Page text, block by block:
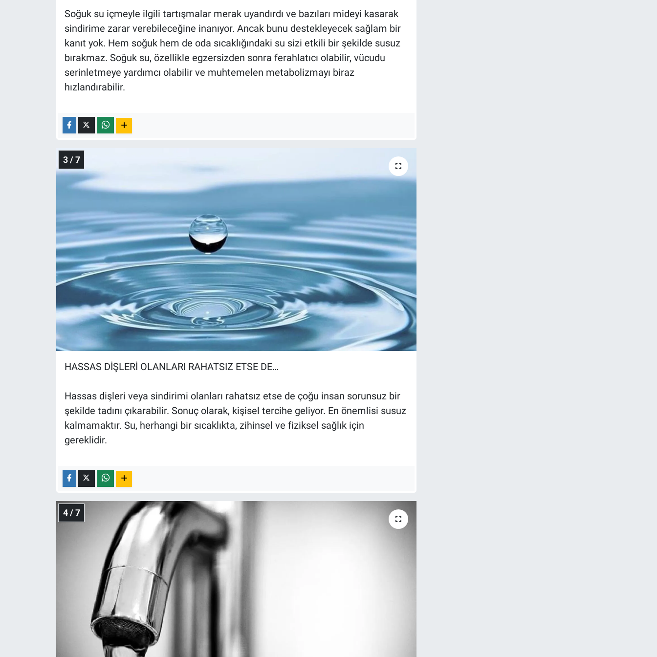
Soğuk su içmeyle ilgili tartışmalar merak uyandırdı ve bazıları mideyi kasarak
sindirime zarar verebileceğine inanıyor. Ancak bunu destekleyecek sağlam bir
kanıt yok. Hem soğuk hem de oda sıcaklığındaki su sizi etkili bir şekilde susuz
bırakmaz. Soğuk su, özellikle egzersizden sonra ferahlatıcı olabilir, vücudu
serinletmeye yardımcı olabilir ve muhtemelen metabolizmayı biraz
hızlandırabilir.
3 / 7
HASSAS DİŞLERİ OLANLARI RAHATSIZ ETSE DE…
Hassas dişleri veya sindirimi olanları rahatsız etse de çoğu insan sorunsuz bir
şekilde tadını çıkarabilir. Sonuç olarak, kişisel tercihe geliyor. En önemlisi susuz
kalmamaktır. Su, herhangi bir sıcaklıkta, zihinsel ve fiziksel sağlık için
gereklidir.
4 / 7